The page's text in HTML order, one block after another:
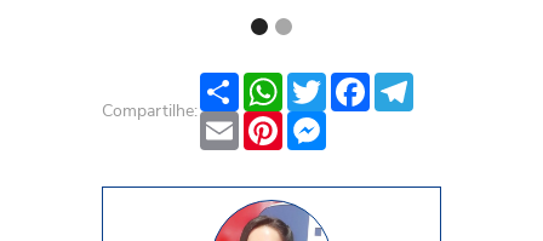
Compartilhe:
Share WhatsApp
TwitterFacebook
Email Pinterest